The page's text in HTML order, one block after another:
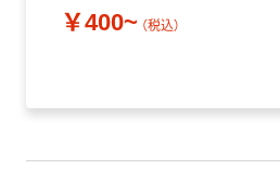
￥400~ （税込）